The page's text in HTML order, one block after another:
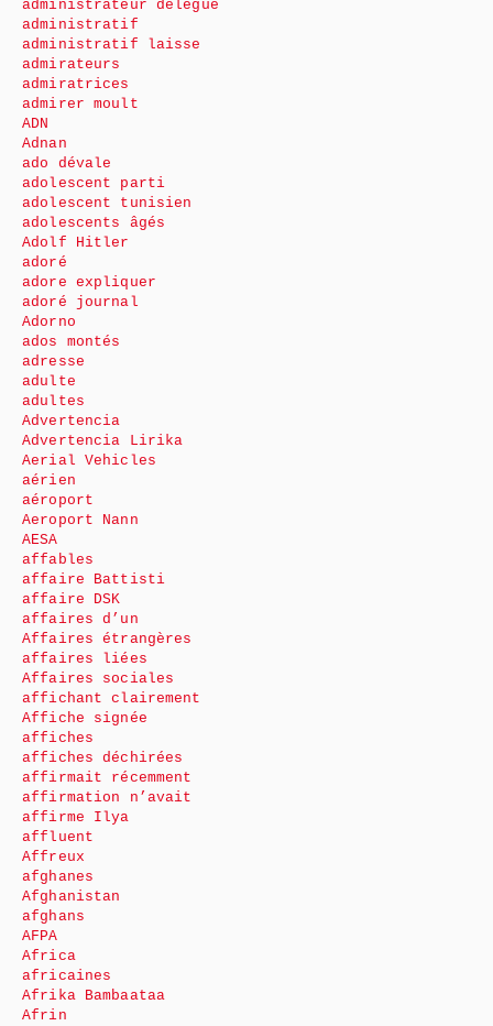
administrateur délégué
administratif
administratif laisse
admirateurs
admiratrices
admirer moult
ADN
Adnan
ado dévale
adolescent parti
adolescent tunisien
adolescents âgés
Adolf Hitler
adoré
adore expliquer
adoré journal
Adorno
ados montés
adresse
adulte
adultes
Advertencia
Advertencia Lirika
Aerial Vehicles
aérien
aéroport
Aeroport Nann
AESA
affables
affaire Battisti
affaire DSK
affaires d’un
Affaires étrangères
affaires liées
Affaires sociales
affichant clairement
Affiche signée
affiches
affiches déchirées
affirmait récemment
affirmation n’avait
affirme Ilya
affluent
Affreux
afghanes
Afghanistan
afghans
AFPA
Africa
africaines
Afrika Bambaataa
Afrin